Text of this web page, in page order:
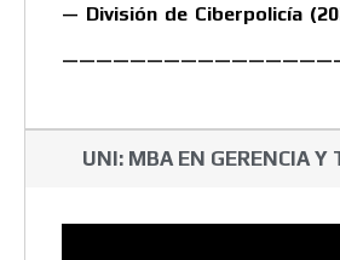
— División de Ciberpolicía
UNI: MBA EN GERENCIA Y